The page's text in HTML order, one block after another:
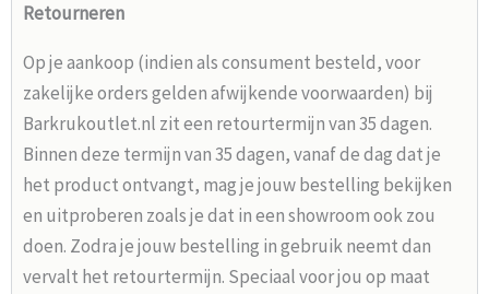
Retourneren
Op je aankoop (indien als consument besteld, voor
zakelijke orders gelden afwijkende voorwaarden) bij
Barkrukoutlet.nl zit een retourtermijn van 35 dagen.
Binnen deze termijn van 35 dagen, vanaf de dag dat je
het product ontvangt, mag je jouw bestelling bekijken
en uitproberen zoals je dat in een showroom ook zou
doen. Zodra je jouw bestelling in gebruik neemt dan
vervalt het retourtermijn. Speciaal voor jou op maat